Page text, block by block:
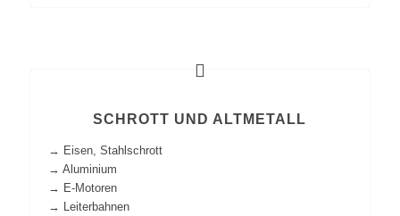
SCHROTT UND ALTMETALL
→ Eisen, Stahlschrott
→ Aluminium
→ E-Motoren
→ Leiterbahnen